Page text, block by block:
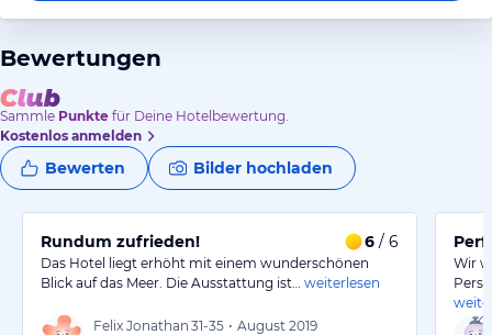
Bewertungen
Sammle Punkte für Deine Hotelbewertung.
Kostenlos anmelden
Bewerten Bilder hochladen
Rundum zufrieden! 6 / 6
Das Hotel liegt erhöht mit einem wunderschönen
Blick auf das Meer. Die Ausstattung ist…
weiterlesen
Felix Jonathan 31-35 • August 2019
Wir